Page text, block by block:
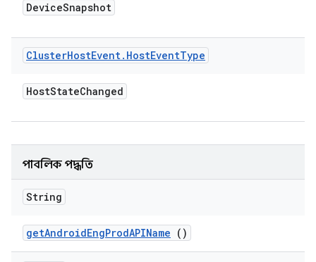
DeviceSnapshot
ClusterHostEvent. HostEventType
HostStateChanged
পাবলিক পদ্ধতি
String
getAndroidEngProdAPIName ()